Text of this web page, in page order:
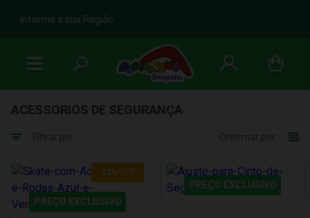
b
Informe a sua Região
ACESSORIOS DE SEGURANÇA
22% OFF
PREÇO EXCLUSIVO
PREÇO EXCLUSIVO